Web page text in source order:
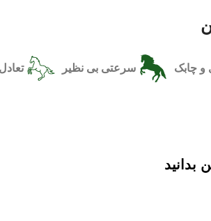
و چابک سرعتی بی نظیر
بدانید